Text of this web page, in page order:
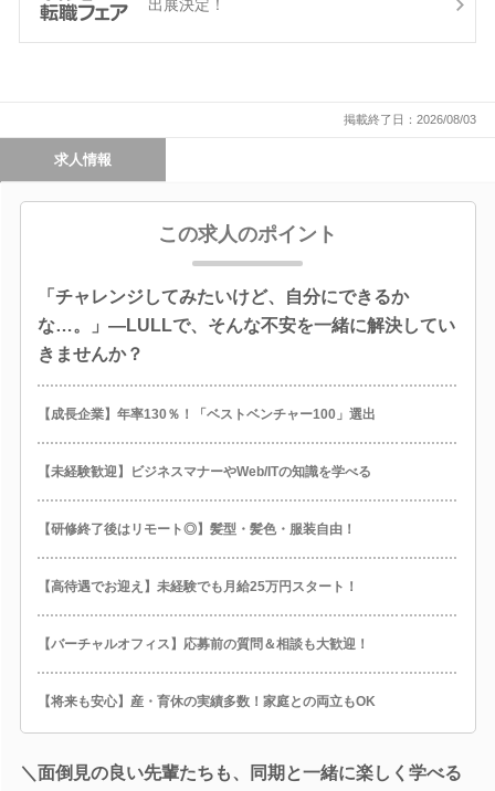
出展決定！
掲載終了日：2026/08/03
求人情報
この求人のポイント
「チャレンジしてみたいけど、自分にできるか
な…。」―LULLで、そんな不安を一緒に解決してい
きませんか？
【成長企業】年率130％！「ベストベンチャー100」選出
【未経験歓迎】ビジネスマナーやWeb/ITの知識を学べる
【研修終了後はリモート◎】髪型・髪色・服装自由！
【高待遇でお迎え】未経験でも月給25万円スタート！
【バーチャルオフィス】応募前の質問＆相談も大歓迎！
【将来も安心】産・育休の実績多数！家庭との両立もOK
＼面倒見の良い先輩たちも、同期と一緒に楽しく学べる